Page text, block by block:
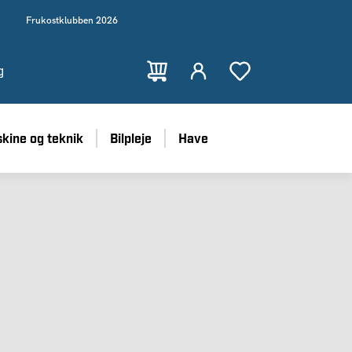
Frukostklubben 2026
og teknik Bilpleje Have